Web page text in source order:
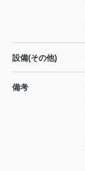
設備(その他)
備考